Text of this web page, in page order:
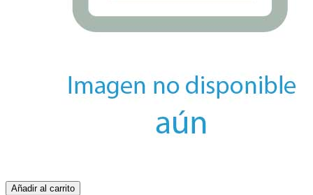
Añadir al carrito